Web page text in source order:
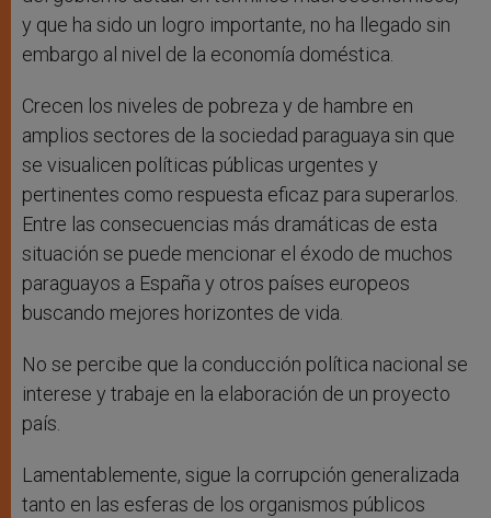
y que ha sido un logro importante, no ha llegado sin
embargo al nivel de la economía doméstica.
Crecen los niveles de pobreza y de hambre en
amplios sectores de la sociedad paraguaya sin que
se visualicen políticas públicas urgentes y
pertinentes como respuesta eficaz para superarlos.
Entre las consecuencias más dramáticas de esta
situación se puede mencionar el éxodo de muchos
paraguayos a España y otros países europeos
buscando mejores horizontes de vida.
No se percibe que la conducción política nacional se
interese y trabaje en la elaboración de un proyecto
país.
Lamentablemente, sigue la corrupción generalizada
tanto en las esferas de los organismos públicos